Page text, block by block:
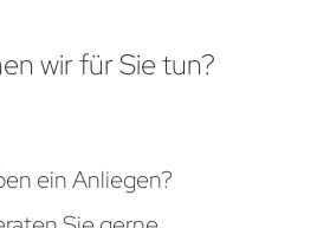
wir für Sie tun?
ein Anliegen?